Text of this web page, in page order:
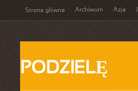
Strona główna Archiwum Azja
PODZIELĘ